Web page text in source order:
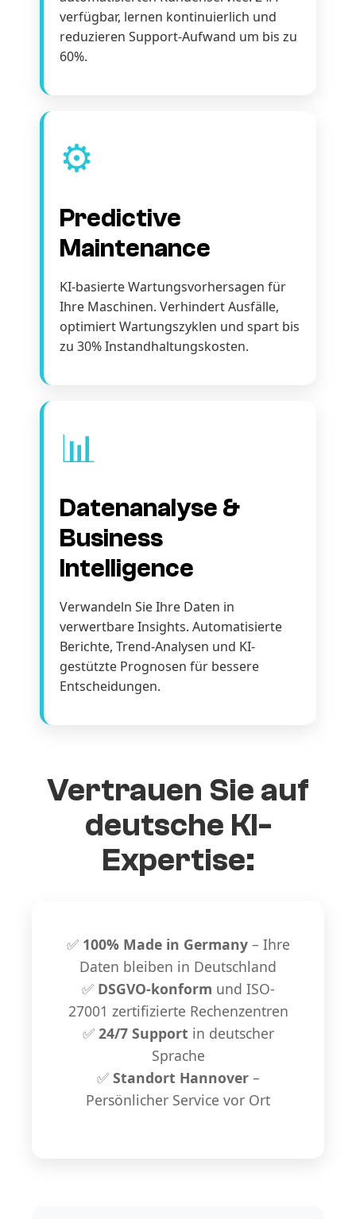
verfügbar, lernen kontinuierlich und
reduzieren Support-Aufwand um bis zu
60%.
⚙️
Predictive
Maintenance
KI-basierte Wartungsvorhersagen für
Ihre Maschinen. Verhindert Ausfälle,
optimiert Wartungszyklen und spart bis
zu 30% Instandhaltungskosten.
📊
Datenanalyse &
Business
Intelligence
Verwandeln Sie Ihre Daten in
verwertbare Insights. Automatisierte
Berichte, Trend-Analysen und KI-
gestützte Prognosen für bessere
Entscheidungen.
Vertrauen Sie auf
deutsche KI-
Expertise:
✅ 100% Made in Germany– Ihre
Daten bleiben in Deutschland
✅ DSGVO-konform und ISO-
27001 zertifizierte Rechenzentren
✅ 24/7 Support in deutscher
Sprache
✅ Standort Hannover–
Persönlicher Service vor Ort